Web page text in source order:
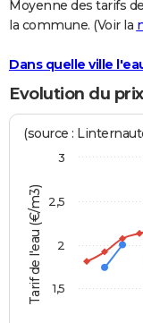
FORUM
Moyenne des tarifs
la commune. (Voir la
Dans quelle ville
Evolution du
Tarif de l'eau (€/m3)
(source :
1,5
2
2,5
3